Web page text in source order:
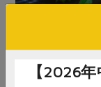
【2026